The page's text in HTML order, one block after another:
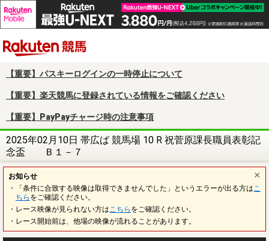
【重要】パスキーログインの一時停止について
【重要】楽天競馬に登録されている情報をご確認ください
【重要】PayPayチャージ時の注意事項
2025年02月10日 帯広ば 競馬場 10 R 祝菅原課長職員表彰記
念盃 Ｂ１－７
お知らせ
・「条件に合致する映像は取得できませんでした」というエラーが出る方は こ
ちら をご確認ください。
・レース映像が見られない方は こちら をご確認ください。
・レース開始前は、他場の映像が流れることがあります。